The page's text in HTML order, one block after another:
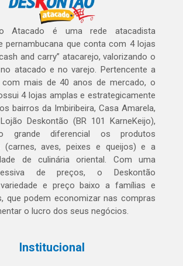
Atacado é uma rede atacadista
pernambucana que conta com 4 lojas
and carry” atacarejo, valorizando o
atacado e no varejo. Pertencente a
com mais de 40 anos de mercado, o
4 lojas amplas e estrategicamente
bairros da Imbiribeira, Casa Amarela,
Deskontão (BR 101 KarneKeijo),
grande diferencial os produtos
(carnes, aves, peixes e queijos) e a
de culinária oriental. Com uma
de preços, o Deskontão
e preço baixo a famílias e
que podem economizar nas compras
o lucro dos seus negócios.
Institucional